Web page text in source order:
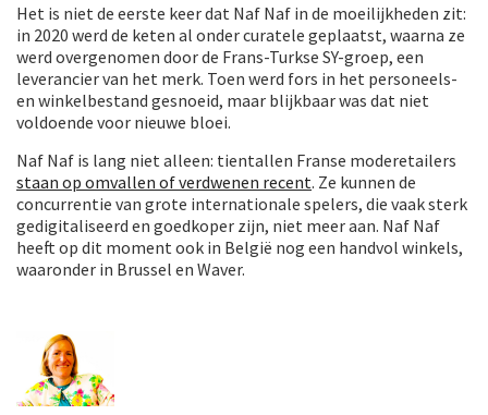
Het is niet de eerste keer dat Naf Naf in de moeilijkheden zit:
in 2020 werd de keten al onder curatele geplaatst, waarna ze
werd overgenomen door de Frans-Turkse SY-groep, een
leverancier van het merk. Toen werd fors in het personeels-
en winkelbestand gesnoeid, maar blijkbaar was dat niet
voldoende voor nieuwe bloei.
Naf Naf is lang niet alleen: tientallen Franse moderetailers
staan op omvallen of verdwenen recent. Ze kunnen de
concurrentie van grote internationale spelers, die vaak sterk
gedigitaliseerd en goedkoper zijn, niet meer aan. Naf Naf
heeft op dit moment ook in België nog een handvol winkels,
waaronder in Brussel en Waver.